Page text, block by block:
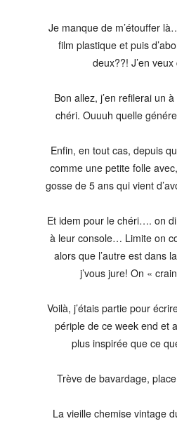
Je manque de m’étouffer
film plastique et puis
deux??! J’en veux
Bon allez, j’en refilerai un
chéri. Ouuuh quelle
Enfin, en tout cas, depuis
comme une petite folle
gosse de 5 ans qui vient
Et idem pour le chéri…. on
à leur console… Limite on
alors que l’autre est dans
j’vous jure! On «
Voilà, j’étais partie pour
périple de ce week end et
plus inspirée que ce
Trève de bavardage,
La vieille chemise vintage